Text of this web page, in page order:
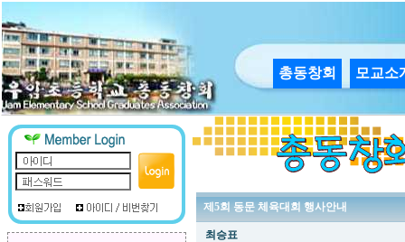
총동창회 모교소
제5회 동문 체육대회 행사안내
최승표